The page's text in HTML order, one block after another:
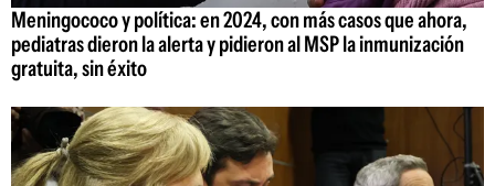
Meningococo y política: en 2024, con más casos que ahora,
pediatras dieron la alerta y pidieron al MSP la inmunización
gratuita, sin éxito